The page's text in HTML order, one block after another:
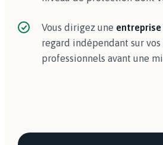
Vous dirigez une entreprise
regard indépendant sur vos
professionnels avant une